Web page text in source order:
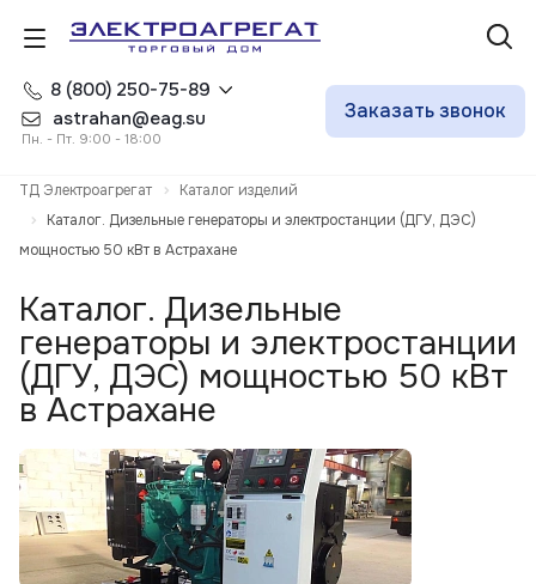
8 (800) 250-75-89
astrahan@eag.su
Пн. - Пт. 9:00 - 18:00
Заказать звонок
ТД Электроагрегат
Каталог изделий
Каталог. Дизельные генераторы и электростанции (ДГУ, ДЭС)
мощностью 50 кВт в Астрахане
Каталог. Дизельные
генераторы и электростанции
(ДГУ, ДЭС) мощностью 50 кВт
в Астрахане